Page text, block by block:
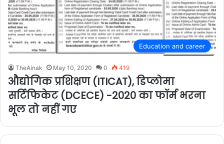
Education and career
TheAinak May 10, 2020 0 419
औद्योगिक प्रशिक्षण (ITICAT), डिप्लोमा
सर्टिफिकेट (DCECE) -2020 का फॉर्म भरना
भूल तो नहीं गए